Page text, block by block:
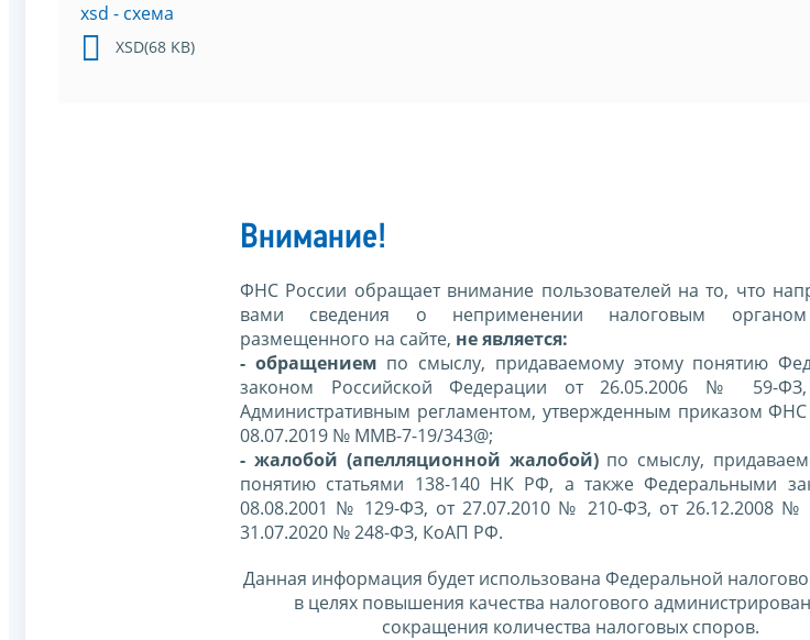
xsd - схема
XSD(68 KB)
Внимание!
ФНС России обращает внимание пользователей на то, что
вами сведения о неприменении налоговым
размещенного на сайте, не является:
- обращением по смыслу, придаваемому этому понятию
законом Российской Федерации от 26.05.2006 № 59-
Административным регламентом, утвержденным приказом ФНС
08.07.2019 № ММВ-7-19/343@;
- жалобой (апелляционной жалобой)по смыслу,
понятию статьями 138-140 НК РФ, а также Федеральными
08.08.2001 № 129-ФЗ, от 27.07.2010 № 210-ФЗ, от 26.12.2008 №
31.07.2020 № 248-ФЗ, КоАП РФ.
Данная информация будет использована Федеральной
в целях повышения качества налогового
сокращения количества налоговых споров.